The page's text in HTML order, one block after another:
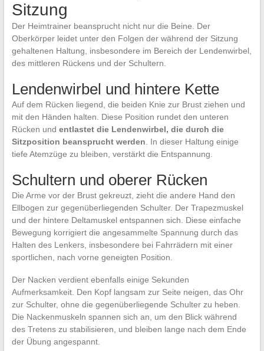
Sitzung
Der Heimtrainer beansprucht nicht nur die Beine. Der
Oberkörper leidet unter den Folgen der während der Sitzung
gehaltenen Haltung, insbesondere im Bereich der Lendenwirbel,
des mittleren Rückens und der Schultern.
Lendenwirbel und hintere Kette
Auf dem Rücken liegend, die beiden Knie zur Brust ziehen und
mit den Händen halten. Diese Position rundet den unteren
Rücken und entlastet die Lendenwirbel, die durch die
Sitzposition beansprucht werden. In dieser Haltung einige
tiefe Atemzüge zu bleiben, verstärkt die Entspannung.
Schultern und oberer Rücken
Die Arme vor der Brust gekreuzt, zieht die andere Hand den
Ellbogen zur gegenüberliegenden Schulter. Der Trapezmuskel
und der hintere Deltamuskel entspannen sich. Diese einfache
Bewegung korrigiert die angesammelte Spannung durch das
Halten des Lenkers, insbesondere bei Fahrrädern mit einer
sportlichen, nach vorne geneigten Position.
Der Nacken verdient ebenfalls einige Sekunden
Aufmerksamkeit. Den Kopf langsam zur Seite neigen, das Ohr
zur Schulter, ohne die gegenüberliegende Schulter zu heben.
Die Nackenmuskeln spannen sich an, um den Blick während
des Tretens zu stabilisieren, und bleiben lange nach dem Ende
der Übung angespannt.